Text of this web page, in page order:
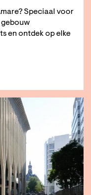
Speciaal voor
gebouw
en ontdek op elke